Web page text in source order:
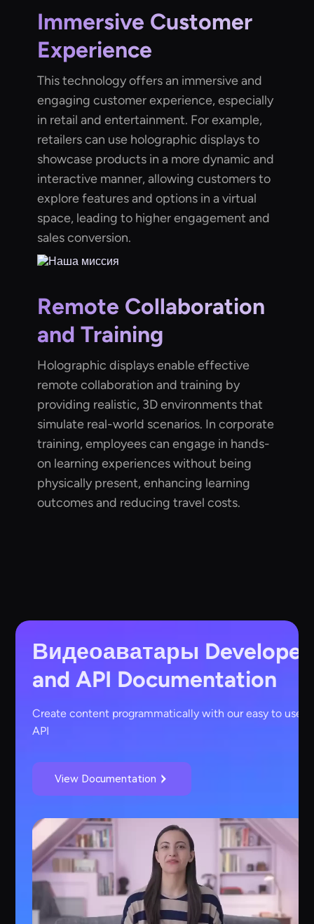
Immersive Customer
Experience
This technology offers an immersive and
engaging customer experience, especially
in retail and entertainment. For example,
retailers can use holographic displays to
showcase products in a more dynamic and
interactive manner, allowing customers to
explore features and options in a virtual
space, leading to higher engagement and
sales conversion.
Remote Collaboration
and Training
Holographic displays enable effective
remote collaboration and training by
providing realistic, 3D environments that
simulate real-world scenarios. In corporate
training, employees can engage in hands-
on learning experiences without being
physically present, enhancing learning
outcomes and reducing travel costs.
Видеоаватары Developer
and API Documentation
Create content programmatically with our easy to use
API
View Documentation